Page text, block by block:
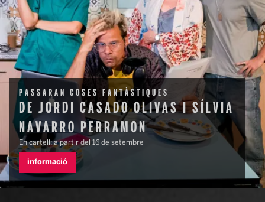
PASSARAN COSES FANTÀSTIQUES
DE JORDI CASADO OLIVAS I SÍLVIA
NAVARRO PERRAMON
En cartell: a partir del 16 de setembre
informació